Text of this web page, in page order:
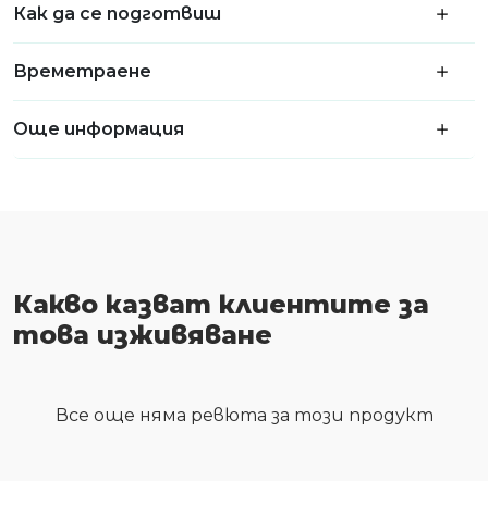
Как да се подготвиш
Времетраене
Още информация
Какво казват клиентите за
това изживяване
Все още няма ревюта за този продукт